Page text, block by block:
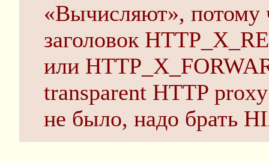
«Вычисляют», потому
заголовок
или
transparent HTTP
не было, надо брать